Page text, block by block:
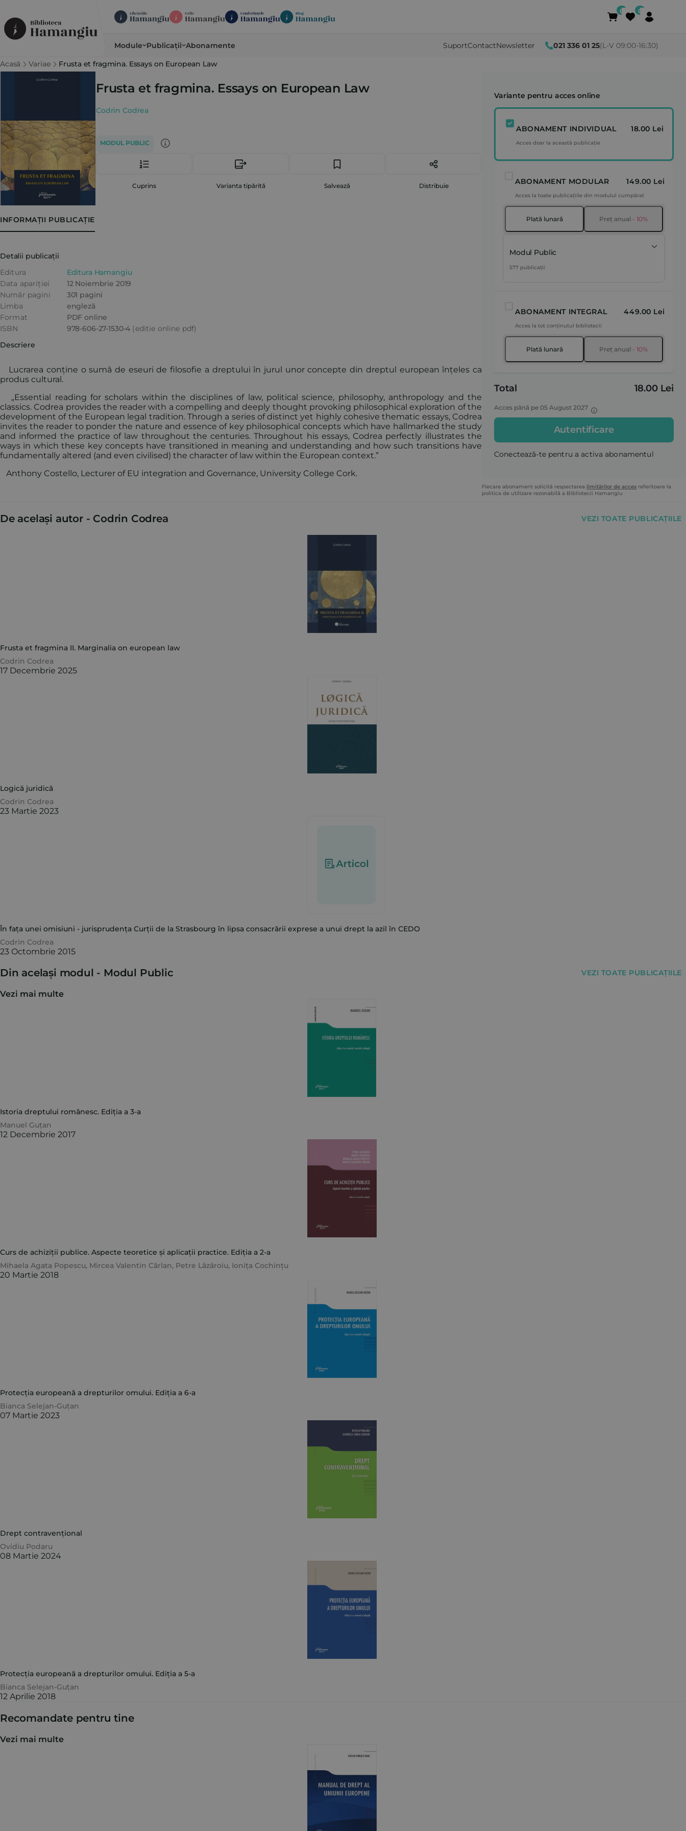
Module Publicații Abonamente SuportContactNewsletter 021 336 01 25(L-V 09:00-16:30)
Acasă Variae Frusta et fragmina. Essays on European Law
Frusta et fragmina. Essays on European Law
Codrin Codrea
MODUL PUBLIC
Cuprins Varianta tipărită Salvează Distribuie
INFORMAȚII PUBLICAȚIE
Detalii publicații
Editura
Editura Hamangiu
Data apariției
12 Noiembrie 2019
Număr pagini
301 pagini
Limba
engleză
Format
PDF online
ISBN
978-606-27-1530-4 (editie online pdf)
Descriere
Lucrarea conține o sumă de eseuri de filosofie a dreptului în jurul unor concepte din dreptul european înțeles ca
produs cultural.
„Essential reading for scholars within the disciplines of law, political science, philosophy, anthropology and the
classics. Codrea provides the reader with a compelling and deeply thought provoking philosophical exploration of the
development of the European legal tradition. Through a series of distinct yet highly cohesive thematic essays, Codrea
invites the reader to ponder the nature and essence of key philosophical concepts which have hallmarked the study
and informed the practice of law throughout the centuries. Throughout his essays, Codrea perfectly illustrates the
ways in which these key concepts have transitioned in meaning and understanding and how such transitions have
fundamentally altered (and even civilised) the character of law within the European context.”
Anthony Costello, Lecturer of EU integration and Governance, University College Cork.
Variante pentru acces online
ABONAMENT INDIVIDUAL 18.00 Lei
Acces doar la această publicație
ABONAMENT MODULAR 149.00 Lei
Acces la toate publicațiile din modulul cumpărat
Plată lunară Preț anual - 10%
Modul Public
577 publicații
ABONAMENT INTEGRAL 449.00 Lei
Acces la tot conținutul bibliotecii
Plată lunară Preț anual - 10%
Total 18.00 Lei
Acces până pe 05 August 2027
Autentificare
Conectează-te pentru a activa abonamentul
Fiecare abonament solicită respectarea limitărilor de acces referitoare la
politica de utilizare rezonabilă a Bibliotecii Hamangiu
De același autor - Codrin Codrea VEZI TOATE PUBLICAȚIILE
Frusta et fragmina II. Marginalia on european law
Codrin Codrea
17 Decembrie 2025
Logică juridică
Codrin Codrea
23 Martie 2023
În fața unei omisiuni - jurisprudența Curții de la Strasbourg în lipsa consacrării exprese a unui drept la azil în CEDO
Codrin Codrea
23 Octombrie 2015
Din același modul - Modul Public VEZI TOATE PUBLICAȚIILE
Vezi mai multe
Istoria dreptului românesc. Ediția a 3-a
Manuel Guțan
12 Decembrie 2017
Curs de achiziții publice. Aspecte teoretice și aplicații practice. Ediția a 2-a
Mihaela Agata Popescu, Mircea Valentin Cârlan, Petre Lăzăroiu, Ionița Cochințu
20 Martie 2018
Protecția europeană a drepturilor omului. Ediția a 6-a
Bianca Selejan-Guțan
07 Martie 2023
Drept contravențional
Ovidiu Podaru
08 Martie 2024
Protecția europeană a drepturilor omului. Ediția a 5-a
Bianca Selejan-Guțan
12 Aprilie 2018
Recomandate pentru tine
Vezi mai multe